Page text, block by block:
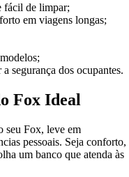
fácil de limpar;
em viagens longas;
segurança dos ocupantes.
Fox Ideal
seu Fox, leve em
pessoais. Seja conforto,
um banco que atenda às